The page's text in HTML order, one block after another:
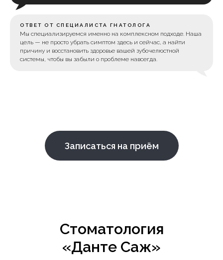
ОТВЕТ ОТ СПЕЦИАЛИСТА ГНАТОЛОГА
Мы специализируемся именно на комплексном подходе. Наша
цель — не просто убрать симптом здесь и сейчас, а найти
причину и восстановить здоровье вашей зубочелюстной
системы, чтобы вы забыли о проблеме навсегда.
Записаться на приём
Стоматология
«Данте Саж»